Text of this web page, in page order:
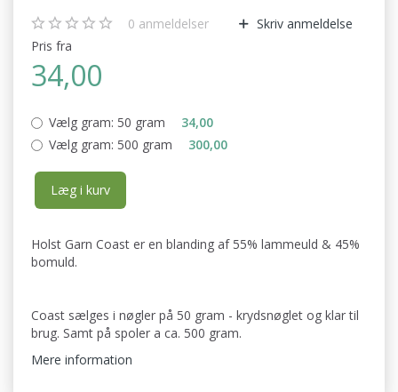
0 anmeldelser
Skriv anmeldelse
Pris fra
34,00
Vælg gram: 50 gram
34,00
Vælg gram: 500 gram 300,00
Læg i kurv
Holst Garn Coast er en blanding af 55% lammeuld & 45%
bomuld.
Coast sælges i nøgler på 50 gram - krydsnøglet og klar til
brug. Samt på spoler a ca. 500 gram.
Mere information